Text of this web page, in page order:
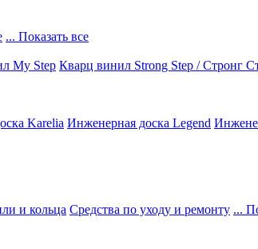
... Показать все
My Step Кварц винил Strong Step / Стронг
Karelia Инженерная доска Legend
и кольца Средства по уходу и ремонту ...